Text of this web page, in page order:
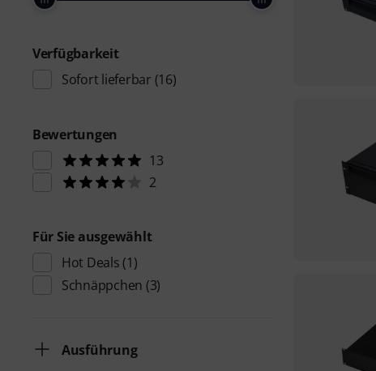
Verfügbarkeit
Sofort lieferbar (16)
Bewertungen
13
2
Für Sie ausgewählt
Hot Deals (1)
Schnäppchen (3)
Ausführung